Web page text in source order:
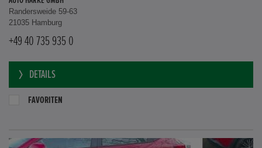
Randersweide 59-63
21035 Hamburg
+49 40 735 935 0
DETAILS
FAVORITEN